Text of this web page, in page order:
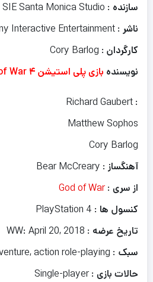
سازنده : SIE Santa Monica Studio
ناشر : Sony Interactive Entertainment
کارگردان : Cory Barlog
نویسنده بازی پلی استیشن ۴ God of War
: Richard Gaubert
Matthew Sophos
Cory Barlog
آهنگساز : Bear McCreary
از سری :
God of War
کنسول ها : PlayStation 4
تاریخ عرضه : WW: April 20, 2018
سبک : Action-adventure, action role-playing
حالات بازی : Single-player